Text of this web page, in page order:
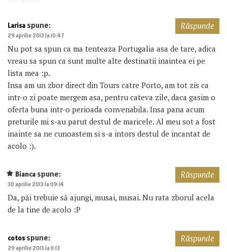
Larisa spune:
29 aprilie 2013 la 10:47
Nu pot sa spun ca ma tenteaza Portugalia asa de tare, adica
vreau sa spun ca sunt multe alte destinatii inaintea ei pe
lista mea :p.
Insa am un zbor direct din Tours catre Porto, am tot zis ca
intr-o zi poate mergem asa, pentru cateva zile, daca gasim o
oferta buna intr-o perioada convenabila. Insa pana acum
preturile mi s-au parut destul de maricele. Al meu sot a fost
inainte sa ne cunoastem si s-a intors destul de incantat de
acolo :).
Răspunde
Bianca spune:
30 aprilie 2013 la 09:14
Da, păi trebuie să ajungi, musai, musai. Nu rata zborul acela
de la tine de acolo :P
Răspunde
cotos spune:
29 aprilie 2013 la 11:13
Răspunde